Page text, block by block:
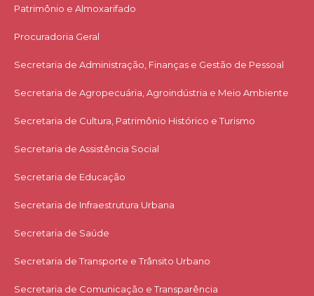
Patrimônio e Almoxarifado
Procuradoria Geral
Secretaria de Administração, Finanças e Gestão de Pessoal
Secretaria de Agropecuária, Agroindústria e Meio Ambiente
Secretaria de Cultura, Patrimônio Histórico e Turismo
Secretaria de Assistência Social
Secretaria de Educação
Secretaria de Infraestrutura Urbana
Secretaria de Saúde
Secretaria de Transporte e Trânsito Urbano
Secretaria de Comunicação e Transparência